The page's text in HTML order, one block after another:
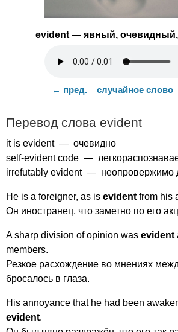
evident — явный,
← пред. случайное слово
Перевод слова evident
it is evident— очевидно
self-evident code —
irrefutably evident— неопровержимо
He is a foreigner, as is evident from his
Он иностранец, что заметно по его
A sharp division of opinion was evident
members.
Резкое расхождение во мнениях
бросалось в глаза.
His annoyance that he had been
evident.